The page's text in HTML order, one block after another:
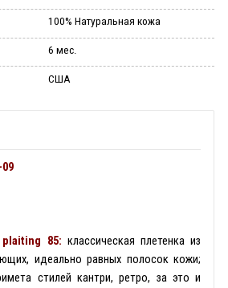
100% Натуральная кожа
6 мес.
США
85: классическая плетенка из
идеально равных полосок кожи;
стилей кантри, ретро, за это и